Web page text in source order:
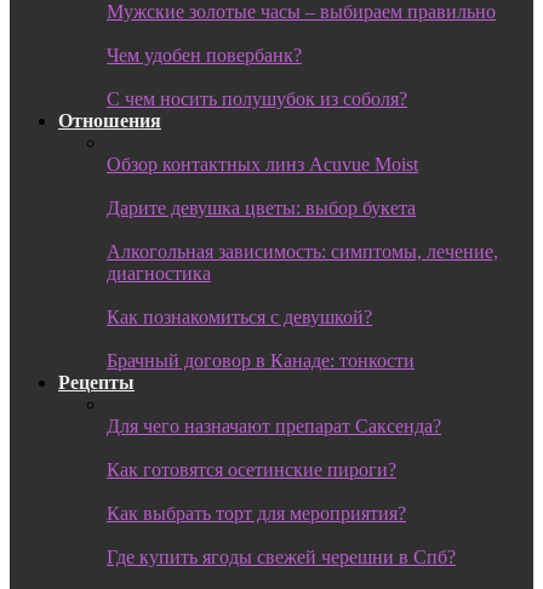
Мужские золотые часы – выбираем правильно
Чем удобен повербанк?
С чем носить полушубок из соболя?
Отношения
Обзор контактных линз Acuvue Moist
Дарите девушка цветы: выбор букета
Алкогольная зависимость: симптомы, лечение,
диагностика
Как познакомиться с девушкой?
Брачный договор в Канаде: тонкости
Рецепты
Для чего назначают препарат Саксенда?
Как готовятся осетинские пироги?
Как выбрать торт для мероприятия?
Где купить ягоды свежей черешни в Спб?